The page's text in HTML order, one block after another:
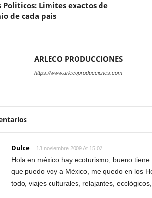
Politicos: Limites exactos de
de cada pais
ARLECO PRODUCCIONES
https://www.arlecoproducciones.com
Dulce 13 noviembre 2009 At 15:02
Hola en méxico hay ecoturismo, bueno
que puedo voy a México, me quedo en los
todo, viajes culturales, relajantes,